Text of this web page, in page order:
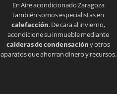
En Aire acondicionado Zaragoza
también somos especialistas en
calefacción. De cara al invierno,
acondicione su inmueble mediante
calderas de condensacióny otros
aparatos que ahorran dinero y recursos.